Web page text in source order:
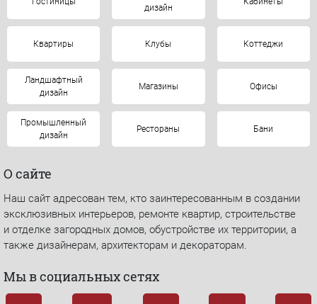
дизайн
Квартиры Клубы Коттеджи
Ландшафтный
дизайн
Магазины Офисы
Промышленный
дизайн
Рестораны Бани
О сайте
Наш сайт адресован тем, кто заинтересованным в создании
эксклюзивных интерьеров, ремонте квартир, строительстве
и отделке загородных домов, обустройстве их территории, а
также дизайнерам, архитекторам и декораторам.
Мы в социальных сетях